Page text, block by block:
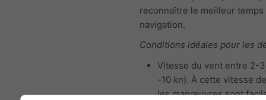
reconnaître le meilleur temps
navigation.
Conditions idéales pour les
Vitesse du vent entre 2-
-10 kn). À cette vitesse
les manœuvres sont